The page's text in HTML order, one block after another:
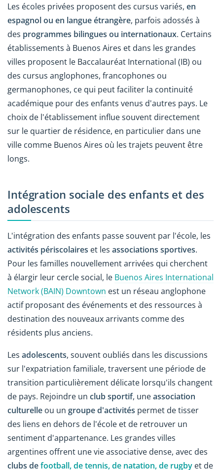
Les écoles privées proposent des cursus variés, en
espagnol ou en langue étrangère, parfois adossés à
des programmes bilingues ou internationaux. Certains
établissements à Buenos Aires et dans les grandes
villes proposent le Baccalauréat International (IB) ou
des cursus anglophones, francophones ou
germanophones, ce qui peut faciliter la continuité
académique pour des enfants venus d'autres pays. Le
choix de l'établissement influe souvent directement
sur le quartier de résidence, en particulier dans une
ville comme Buenos Aires où les trajets peuvent être
longs.
Intégration sociale des enfants et des
adolescents
L'intégration des enfants passe souvent par l'école, les
activités périscolaires et les associations sportives.
Pour les familles nouvellement arrivées qui cherchent
à élargir leur cercle social, le Buenos Aires International
Network (BAIN) Downtown est un réseau anglophone
actif proposant des événements et des ressources à
destination des nouveaux arrivants comme des
résidents plus anciens.
Les adolescents, souvent oubliés dans les discussions
sur l'expatriation familiale, traversent une période de
transition particulièrement délicate lorsqu'ils changent
de pays. Rejoindre un club sportif, uneassociation
culturelle ou un groupe d'activités permet de tisser
des liens en dehors de l'école et de retrouver un
sentiment d'appartenance. Les grandes villes
argentines offrent une vie associative dense, avec des
clubs defootball, de tennis, de natation, de rugby et de